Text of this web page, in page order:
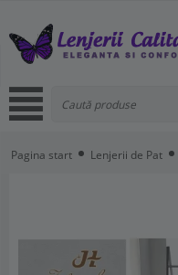
Pagina start Lenjerii de Pat